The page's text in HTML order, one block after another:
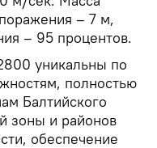
– 7 м,
– 95 процентов.
уникальны по
полностью
Балтийского
зоны и районов
обеспечение